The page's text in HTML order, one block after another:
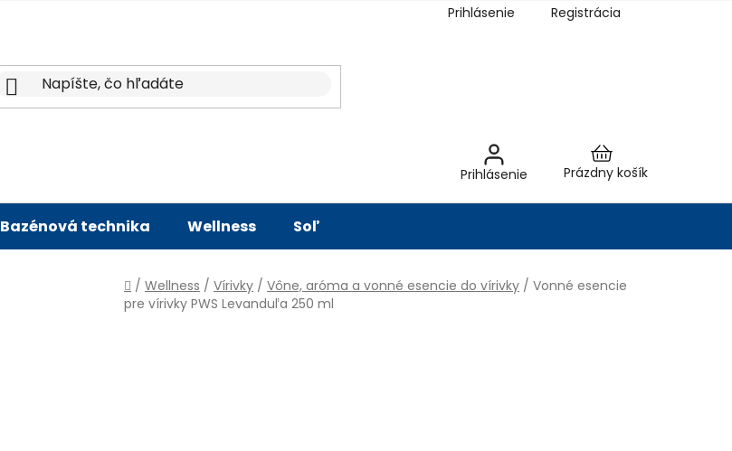
Prihlásenie Registrácia
Prihlásenie
Nákupný
Prázdny košík
Bazénová technika Wellness Soľ
Domov
/ Wellness / Vírivky / Vône, aróma a vonné esencie do vírivky / Vonné esencie
pre vírivky PWS Levanduľa 250 ml